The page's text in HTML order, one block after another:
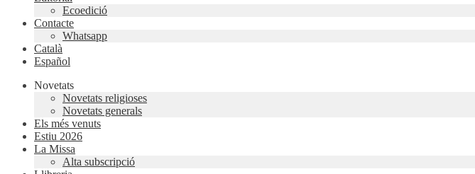
Ecoedició
Contacte
Whatsapp
Català
Español
Novetats
Novetats religioses
Novetats generals
Els més venuts
Estiu 2026
La Missa
Alta subscripció